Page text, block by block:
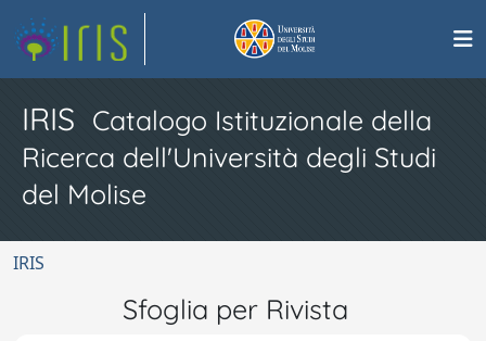
IRIS Catalogo Istituzionale della
Ricerca dell'Università degli Studi
del Molise
IRIS
Sfoglia per Rivista